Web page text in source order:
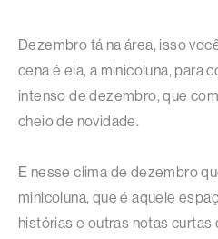
Dezembro tá na área, isso
cena é ela, a minicoluna, para
intenso de dezembro, que
cheio de novidade.
E nesse clima de dezembro
minicoluna, que é aquele
histórias e outras notas curtas